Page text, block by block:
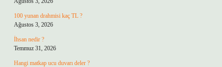
100 yunan drahmisi kaç TL ?
Ağustos 3, 2026
İhsan nedir ?
Temmuz 31, 2026
Hangi matkap ucu duvarı deler ?